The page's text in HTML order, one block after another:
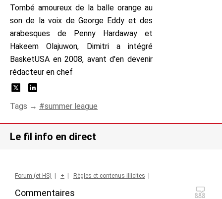
Tombé amoureux de la balle orange au
son de la voix de George Eddy et des
arabesques de Penny Hardaway et
Hakeem Olajuwon, Dimitri a intégré
BasketUSA en 2008, avant d'en devenir
rédacteur en chef
Tags → summer league
Le fil info en direct
Commentaires
Forum (et HS) + Règles et contenus illicites